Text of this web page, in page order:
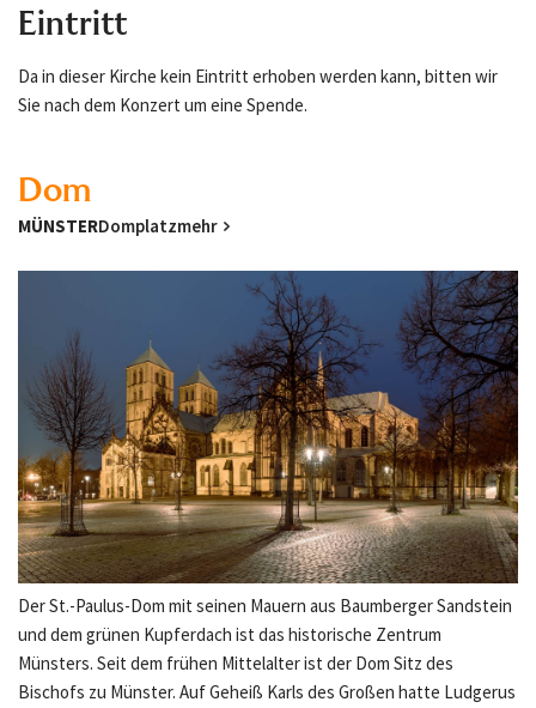
Eintritt
Da in dieser Kirche kein Eintritt erhoben werden kann, bitten wir
Sie nach dem Konzert um eine Spende.
Dom
MÜNSTERDomplatzmehr
Der St.-Paulus-Dom mit seinen Mauern aus Baumberger Sandstein
und dem grünen Kupferdach ist das historische Zentrum
Münsters. Seit dem frühen Mittelalter ist der Dom Sitz des
Bischofs zu Münster. Auf Geheiß Karls des Großen hatte Ludgerus